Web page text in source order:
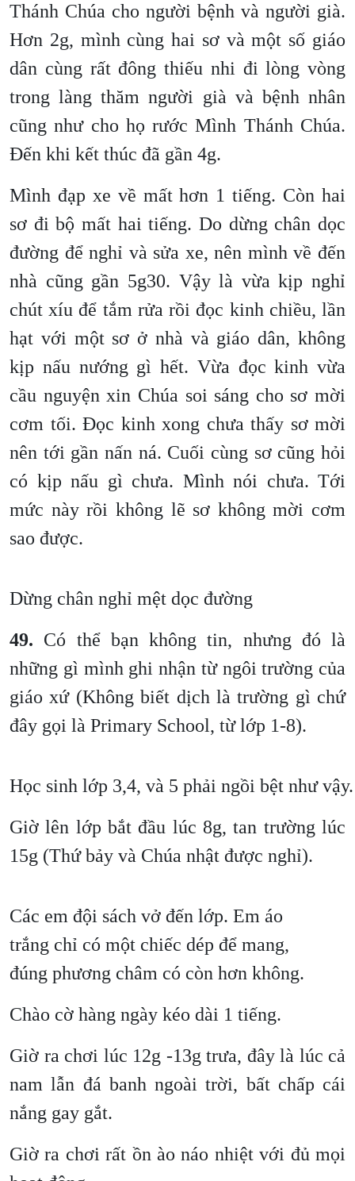
Thánh Chúa cho người bệnh và người già.
Hơn 2g, mình cùng hai sơ và một số giáo
dân cùng rất đông thiếu nhi đi lòng vòng
trong làng thăm người già và bệnh nhân
cũng như cho họ rước Mình Thánh Chúa.
Đến khi kết thúc đã gần 4g.
Mình đạp xe về mất hơn 1 tiếng. Còn hai
sơ đi bộ mất hai tiếng. Do dừng chân dọc
đường để nghỉ và sửa xe, nên mình về đến
nhà cũng gần 5g30. Vậy là vừa kịp nghỉ
chút xíu để tắm rửa rồi đọc kinh chiều, lần
hạt với một sơ ở nhà và giáo dân, không
kịp nấu nướng gì hết. Vừa đọc kinh vừa
cầu nguyện xin Chúa soi sáng cho sơ mời
cơm tối. Đọc kinh xong chưa thấy sơ mời
nên tới gần nấn ná. Cuối cùng sơ cũng hỏi
có kịp nấu gì chưa. Mình nói chưa. Tới
mức này rồi không lẽ sơ không mời cơm
sao được.
Dừng chân nghỉ mệt dọc đường
49. Có thể bạn không tin, nhưng đó là
những gì mình ghi nhận từ ngôi trường của
giáo xứ (Không biết dịch là trường gì chứ
đây gọi là Primary School, từ lớp 1-8).
Học sinh lớp 3,4, và 5 phải ngồi bệt như
Giờ lên lớp bắt đầu lúc 8g, tan trường lúc
15g (Thứ bảy và Chúa nhật được nghỉ).
Các em đội sách vở đến lớp. Em áo
trắng chỉ có một chiếc dép để mang,
đúng phương châm có còn hơn không.
Chào cờ hàng ngày kéo dài 1 tiếng.
Giờ ra chơi lúc 12g -13g trưa, đây là lúc cả
nam lẫn đá banh ngoài trời, bất chấp cái
nắng gay gắt.
Giờ ra chơi rất ồn ào náo nhiệt với đủ mọi